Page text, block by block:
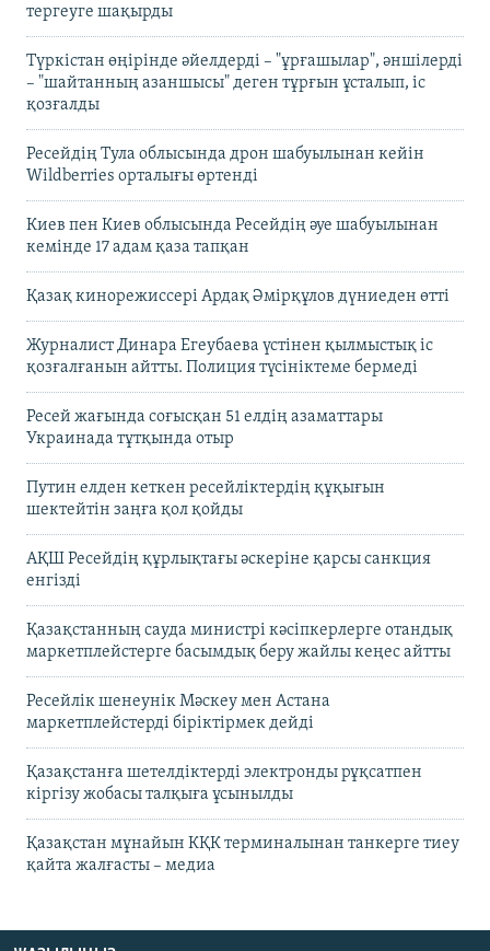
тергеуге шақырды
Түркістан өңірінде әйелдерді – "ұрғашылар", әншілерді
– "шайтанның азаншысы" деген тұрғын ұсталып, іс
қозғалды
Ресейдің Тула облысында дрон шабуылынан кейін
Wildberries орталығы өртенді
Киев пен Киев облысында Ресейдің әуе шабуылынан
кемінде 17 адам қаза тапқан
Қазақ кинорежиссері Ардақ Әмірқұлов дүниеден өтті
Журналист Динара Егеубаева үстінен қылмыстық іс
қозғалғанын айтты. Полиция түсініктеме бермеді
Ресей жағында соғысқан 51 елдің азаматтары
Украинада тұтқында отыр
Путин елден кеткен ресейліктердің құқығын
шектейтін заңға қол қойды
АҚШ Ресейдің құрлықтағы әскеріне қарсы санкция
енгізді
Қазақстанның сауда министрі кәсіпкерлерге отандық
маркетплейстерге басымдық беру жайлы кеңес айтты
Ресейлік шенеунік Мәскеу мен Астана
маркетплейстерді біріктірмек дейді
Қазақстанға шетелдіктерді электронды рұқсатпен
кіргізу жобасы талқыға ұсынылды
Қазақстан мұнайын КҚК терминалынан танкерге тиеу
қайта жалғасты – медиа